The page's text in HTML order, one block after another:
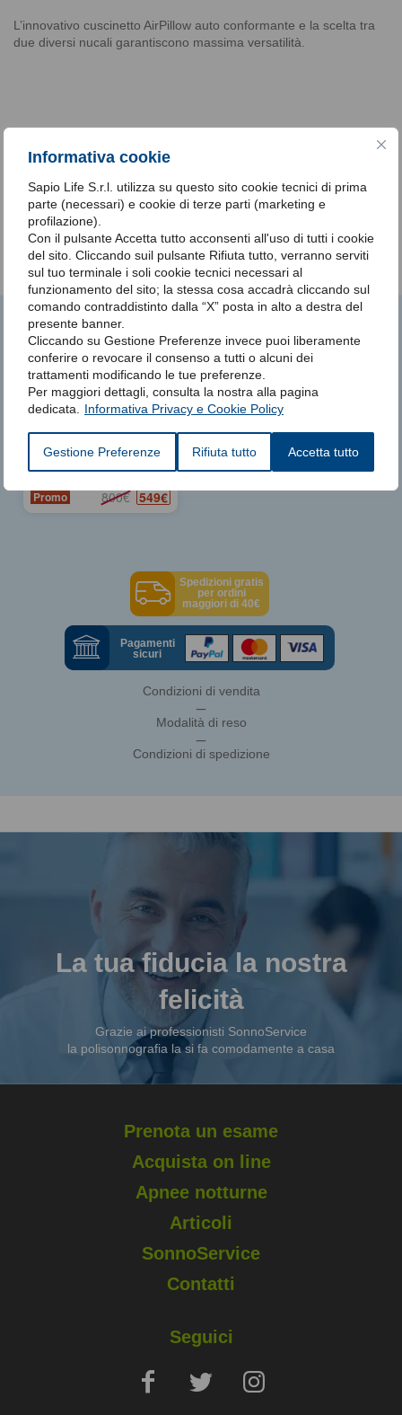
Informativa cookie
Sapio Life S.r.l. utilizza su questo sito cookie tecnici di prima
parte (necessari) e cookie di terze parti (marketing e
profilazione).
Con il pulsante Accetta tutto acconsenti all'uso di tutti i cookie
del sito. Cliccando suil pulsante Rifiuta tutto, verranno serviti
sul tuo terminale i soli cookie tecnici necessari al
funzionamento del sito; la stessa cosa accadrà cliccando sul
comando contraddistinto dalla “X” posta in alto a destra del
presente banner.
Cliccando su Gestione Preferenze invece puoi liberamente
conferire o revocare il consenso a tutti o alcuni dei
trattamenti modificando le tue preferenze.
Per maggiori dettagli, consulta la nostra alla pagina
dedicata.
Informativa Privacy e Cookie Policy
Gestione Preferenze Rifiuta tutto Accetta tutto
L’innovativo cuscinetto AirPillow auto conformante e la scelta tra
due diversi nucali garantiscono massima versatilità.
Potrebbero interessarti anche
Auto CPAP Resmed
Airsense 10 Autoset
Promo 800€ 549€
Spedizioni gratis
per ordini
maggiori di 40€
Pagamenti
sicuri
Condizioni di vendita
Modalità di reso
Condizioni di spedizione
La tua fiducia la nostra
felicità
Grazie ai professionisti SonnoService
la polisonnografia la si fa comodamente a casa
Prenota un esame
Acquista on line
Apnee notturne
Articoli
SonnoService
Contatti
Seguici